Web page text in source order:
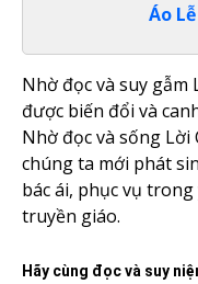
Áo
Nhờ đọc và suy gẫm
được biến đổi và
Nhờ đọc và sống Lời
chúng ta mới phát
bác ái, phục vụ
truyền giáo.
Hãy cùng đọc và suy